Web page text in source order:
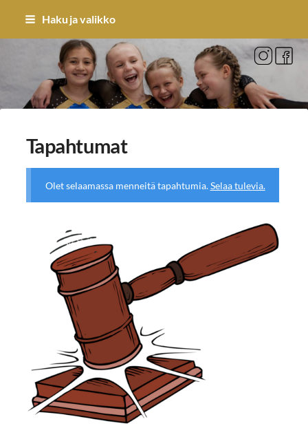
Siirry
sivun
sisältöön
Haku ja valikko
Sivuston etusivulle
Tapahtumat
Olet selaamassa menneitä tapahtumia.Selaa tulevia.